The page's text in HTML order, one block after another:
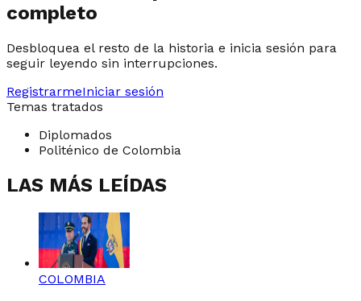
completo
Desbloquea el resto de la historia e inicia sesión para
seguir leyendo sin interrupciones.
RegistrarmeIniciar sesión
Temas tratados
Diplomados
Politénico de Colombia
LAS MÁS LEÍDAS
COLOMBIA